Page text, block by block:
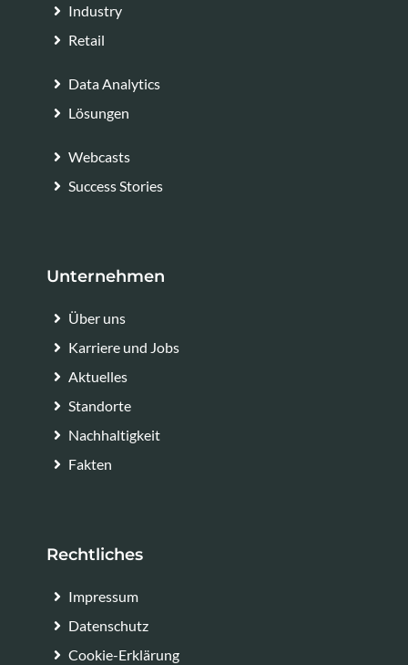
Industry
Retail
Data Analytics
Lösungen
Webcasts
Success Stories
Unternehmen
Über uns
Karriere und Jobs
Aktuelles
Standorte
Nachhaltigkeit
Fakten
Rechtliches
Impressum
Datenschutz
Cookie-Erklärung